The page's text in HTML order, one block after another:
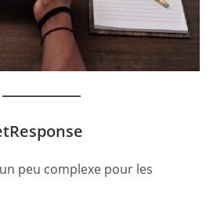
peu complexe pour les